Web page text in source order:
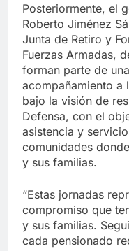
Posteriormente, el
Roberto Jiménez
Junta de Retiro y
Fuerzas Armadas,
forman parte de
acompañamiento a
bajo la visión de
Defensa, con el
asistencia y
comunidades
y sus familias.
“Estas jornadas
compromiso que
y sus familias.
cada pensionado